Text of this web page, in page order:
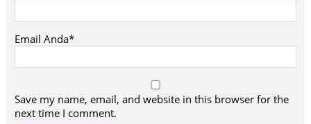
Email Anda*
Save my name, email, and website in this browser for the
next time I comment.